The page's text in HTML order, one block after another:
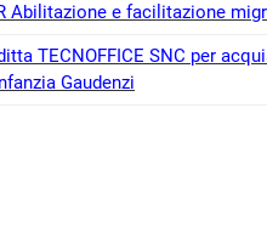
Abilitazione e facilitazione
TECNOFFICE SNC per
Gaudenzi